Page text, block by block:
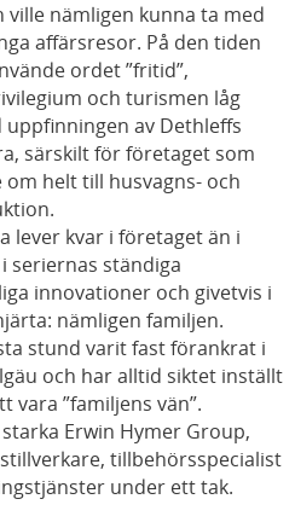
nämligen kunna ta med
affärsresor. På den tiden
ordet ”fritid”,
och turismen låg
av Dethleffs
särskilt för företaget som
helt till husvagns- och
lever kvar i företaget än i
seriernas ständiga
innovationer och givetvis i
nämligen familjen.
stund varit fast förankrat i
och har alltid siktet inställt
vara ”familjens vän”.
Erwin Hymer Group,
tillbehörsspecialist
under ett tak.